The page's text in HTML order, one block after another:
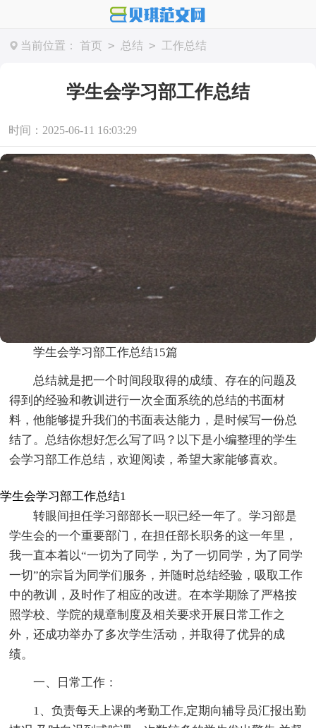
当前位置： 首页 > 总结 > 工作总结
学生会学习部工作总结
时间：2025-06-11 16:03:29
学生会学习部工作总结15篇
总结就是把一个时间段取得的成绩、存在的问题及
得到的经验和教训进行一次全面系统的总结的书面材
料，他能够提升我们的书面表达能力，是时候写一份总
结了。总结你想好怎么写了吗？以下是小编整理的学生
会学习部工作总结，欢迎阅读，希望大家能够喜欢。
学生会学习部工作总结1
转眼间担任学习部部长一职已经一年了。学习部是
学生会的一个重要部门，在担任部长职务的这一年里，
我一直本着以“一切为了同学，为了一切同学，为了同学
一切”的宗旨为同学们服务，并随时总结经验，吸取工作
中的教训，及时作了相应的改进。在本学期除了严格按
照学校、学院的规章制度及相关要求开展日常工作之
外，还成功举办了多次学生活动，并取得了优异的成
绩。
一、日常工作：
1、负责每天上课的考勤工作,定期向辅导员汇报出勤